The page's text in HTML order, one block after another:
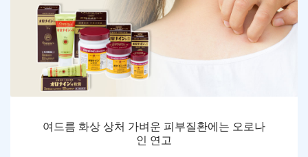
여드름 화상 상처 가벼운 피부질환에는 오로나
인 연고